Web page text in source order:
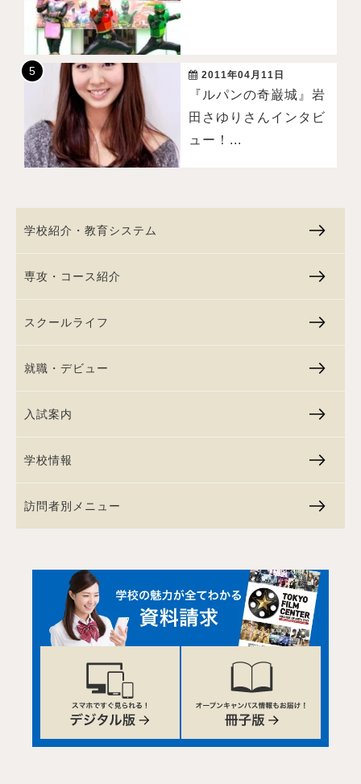
2011年04月11日
『ルパンの奇巌城』岩
田さゆりさんインタビ
ュー！...
学校紹介・教育システム
専攻・コース紹介
スクールライフ
就職・デビュー
入試案内
学校情報
訪問者別メニュー